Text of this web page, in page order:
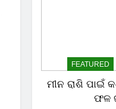
FEATURED
ମୀନ ରାଶି ପାଇଁ
ଫଳ